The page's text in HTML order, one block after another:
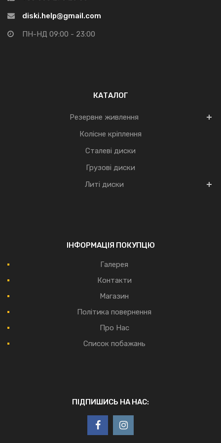
diski.help@gmail.com
ПН-НД 09:00 - 23:00
КАТАЛОГ
Резервне живлення
Колісне кріплення
Сталеві диски
Грузові диски
Литі диски
ІНФОРМАЦІЯ ПОКУПЦЮ
Галерея
Контакти
Магазин
Політика повернення
Про Нас
Список побажань
ПІДПИШИСЬ НА НАС: